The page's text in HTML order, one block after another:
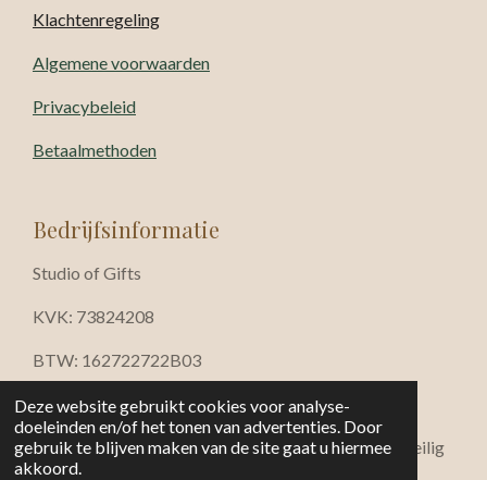
Deze website gebruikt cookies voor analyse-
doeleinden en/of het tonen van advertenties. Door
gebruik te blijven maken van de site gaat u hiermee
akkoord.
Klachtenregeling
Algemene voorwaarden
Privacybeleid
Betaalmethoden
Bedrijfsinformatie
Studio of Gifts
KVK: 73824208
BTW: 162722722B03
info@studioofgifts.nl
iDEAL · Bancontact · Visa · Mastercard · Klarna · Veilig